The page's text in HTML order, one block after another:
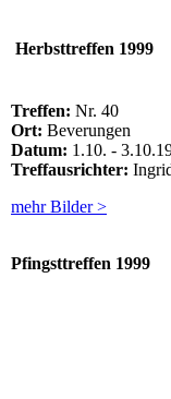
Herbsttreffen 1999
Treffen: Nr. 40
Ort: Beverungen
Datum: 1.10. -
Treffausrichter:
mehr Bilder >
Pfingsttreffen 1999